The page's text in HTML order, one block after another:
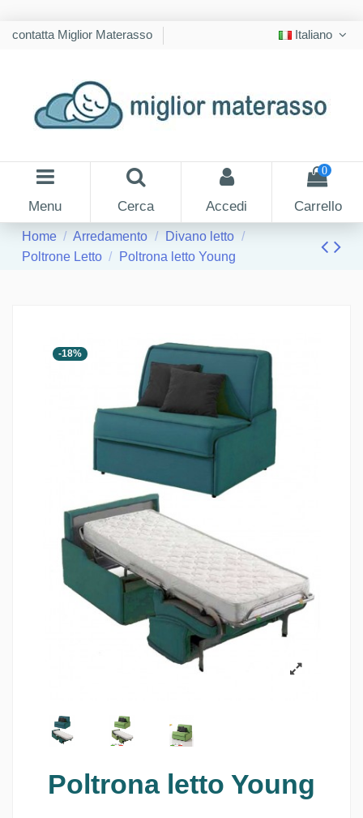
contatta Miglior Materasso Italiano
Menu Cerca Accedi
0
Carrello
Home Arredamento
Divano letto
Poltrone Letto
Poltrona letto Young
-18%
Poltrona letto Young